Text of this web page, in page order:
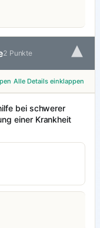
2 Punkte ▾
Alle Details einklappen
bei schwerer
einer Krankheit